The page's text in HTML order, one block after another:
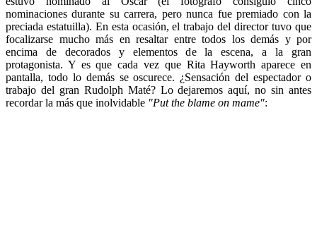
nominaciones durante su carrera, pero nunca fue premiado con la
preciada estatuilla). En esta ocasión, el trabajo del director tuvo que
focalizarse mucho más en resaltar entre todos los demás y por
encima de decorados y elementos de la escena, a la gran
protagonista. Y es que cada vez que Rita Hayworth aparece en
pantalla, todo lo demás se oscurece. ¿Sensación del espectador o
trabajo del gran Rudolph Maté? Lo dejaremos aquí, no sin antes
recordar la más que inolvidable "Put the blame on mame":